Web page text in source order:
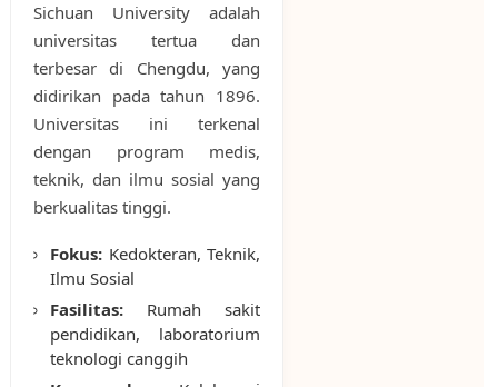
Sichuan University adalah
universitas tertua dan
terbesar di Chengdu, yang
didirikan pada tahun 1896.
Universitas ini terkenal
dengan program medis,
teknik, dan ilmu sosial yang
berkualitas tinggi.
Fokus:Kedokteran, Teknik,
Ilmu Sosial
Fasilitas:Rumah sakit
pendidikan, laboratorium
teknologi canggih